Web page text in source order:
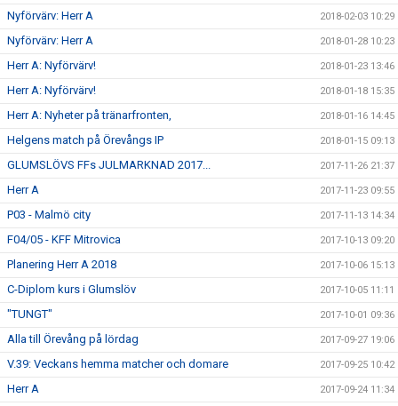
Nyförvärv: Herr A 2018-02-03 10:29
Nyförvärv: Herr A 2018-01-28 10:23
Herr A: Nyförvärv! 2018-01-23 13:46
Herr A: Nyförvärv! 2018-01-18 15:35
Herr A: Nyheter på tränarfronten, 2018-01-16 14:45
Helgens match på Örevångs IP 2018-01-15 09:13
GLUMSLÖVS FFs JULMARKNAD 2017... 2017-11-26 21:37
Herr A 2017-11-23 09:55
P03 - Malmö city 2017-11-13 14:34
F04/05 - KFF Mitrovica 2017-10-13 09:20
Planering Herr A 2018 2017-10-06 15:13
C-Diplom kurs i Glumslöv 2017-10-05 11:11
"TUNGT" 2017-10-01 09:36
Alla till Örevång på lördag 2017-09-27 19:06
V.39: Veckans hemma matcher och domare 2017-09-25 10:42
Herr A 2017-09-24 11:34